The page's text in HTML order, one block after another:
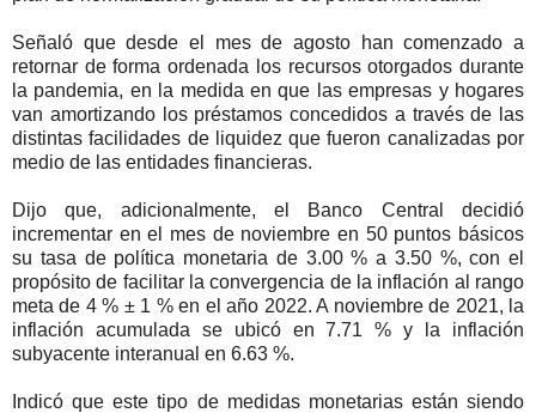
Señaló que desde el mes de agosto han comenzado a
retornar de forma ordenada los recursos otorgados durante
la pandemia, en la medida en que las empresas y hogares
van amortizando los préstamos concedidos a través de las
distintas facilidades de liquidez que fueron canalizadas por
medio de las entidades financieras.
Dijo que, adicionalmente, el Banco Central decidió
incrementar en el mes de noviembre en 50 puntos básicos
su tasa de política monetaria de 3.00 % a 3.50 %, con el
propósito de facilitar la convergencia de la inflación al rango
meta de 4 % ± 1 % en el año 2022. A noviembre de 2021, la
inflación acumulada se ubicó en 7.71 % y la inflación
subyacente interanual en 6.63 %.
Indicó que este tipo de medidas monetarias están siendo